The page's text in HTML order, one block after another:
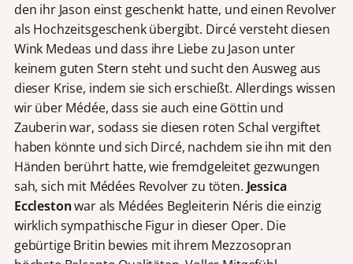
den ihr Jason einst geschenkt hatte, und einen Revolver
als Hochzeitsgeschenk übergibt. Dircé versteht diesen
Wink Medeas und dass ihre Liebe zu Jason unter
keinem guten Stern steht und sucht den Ausweg aus
dieser Krise, indem sie sich erschießt. Allerdings wissen
wir über Médée, dass sie auch eine Göttin und
Zauberin war, sodass sie diesen roten Schal vergiftet
haben könnte und sich Dircé, nachdem sie ihn mit den
Händen berührt hatte, wie fremdgeleitet gezwungen
sah, sich mit Médées Revolver zu töten. Jessica
Ecclestonwar als Médées Begleiterin Néris die einzig
wirklich sympathische Figur in dieser Oper. Die
gebürtige Britin bewies mit ihrem Mezzosopran